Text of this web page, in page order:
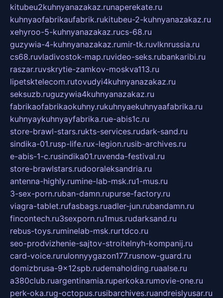
kitubeu2kuhnyanazakaz.runaperekate.ru
kuhnyaofabrikaufabrik.rukitubeu-2-kuhnyanazakaz.ru
xehyroo-5-kuhnyanazakaz.rucs-68.ru
guzywia-4-kuhnyanazakaz.rumir-tk.ruvlknrussia.ru
cs68.ruvladivostok-map.ruvideo-seks.rubankaribi.ru
raszar.ruvskrytie-zamkov-moskva113.ru
lipetsktelecom.rutovudyi4kuhnyanazakaz.ru
seksuzb.ruguzywia4kuhnyanazakaz.ru
fabrikaofabrikaokuhny.rukuhnyaekuhnyaafabrika.ru
kuhnyaykuhnyayfabrika.rue-abis1c.ru
store-brawl-stars.rukts-services.rudark-sand.ru
sindika-01.rusp-life.rux-legion.rusib-archives.ru
e-abis-1-c.rusindika01.ruvenda-festival.ru
store-brawlstars.rudooraleksandria.ru
antenna-highly.rumine-lab-msk.ru1-mus.ru
3-sex-porn.ruban-damn.rupurse-factory.ru
viagra-tablet.rufasbags.ruadler-jun.rubandamn.ru
fincontech.ru3sexporn.ru1mus.rudarksand.ru
rebus-toys.ruminelab-msk.rurtdco.ru
seo-prodvizhenie-sajtov-stroitelnyh-kompanij.ru
card-voice.rurulonnyygazon177.rusnow-guard.ru
domizbrusa-9x12spb.rudemaholding.ruaalse.ru
a380club.ruargentinamia.ruperkoka.rumovie-one.ru
perk-oka.rug-octopus.rusibarchives.ruandreislyusar.ru